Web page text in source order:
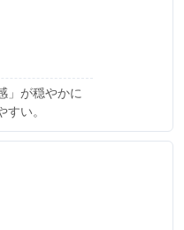
」が穏やかに
い。